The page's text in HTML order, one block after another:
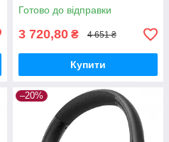
Готово до відправки
3 720,80 ₴ 4 651 ₴
Купити
–20%